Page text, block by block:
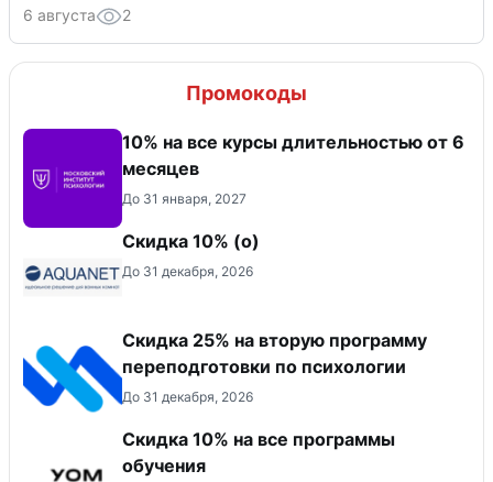
6 августа 2
Промокоды
10% на все курсы длительностью от 6
месяцев
До 31 января, 2027
Скидка 10% (о)
До 31 декабря, 2026
Скидка 25% на вторую программу
переподготовки по психологии
До 31 декабря, 2026
Скидка 10% на все программы
обучения